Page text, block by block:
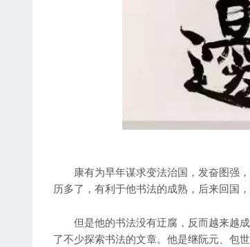
康有为早年谋求变法治国，发奋图强，
历多了，有利于他书法的成熟，后来回国
但是他的书法没有迂腐，反而越来越成
了不少探索书法的文章。他是继阮元、包